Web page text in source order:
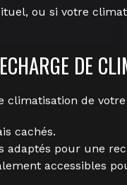
ou si votre
DE
climatisation de
cachés.
adaptés pour une
accessibles